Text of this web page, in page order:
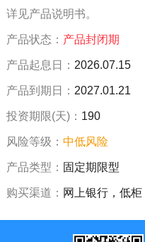
详见产品说明书。
产品状态： 产品封闭期
产品起息日： 2026.07.15
产品到期日： 2027.01.21
投资期限(天)： 190
风险等级： 中低风险
产品类型： 固定期限型
购买渠道： 网上银行，低